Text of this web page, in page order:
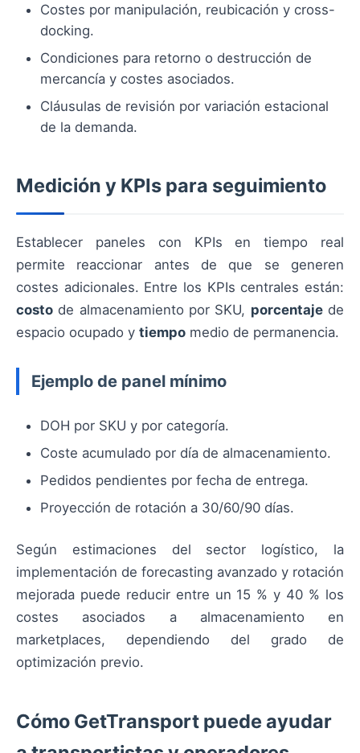
Costes por manipulación, reubicación y cross-
docking.
Condiciones para retorno o destrucción de
mercancía y costes asociados.
Cláusulas de revisión por variación estacional
de la demanda.
Medición y KPIs para seguimiento
Establecer paneles con KPIs en tiempo real
permite reaccionar antes de que se generen
costes adicionales. Entre los KPIs centrales están:
costo de almacenamiento por SKU, porcentajede
espacio ocupado y tiempo medio de permanencia.
Ejemplo de panel mínimo
DOH por SKU y por categoría.
Coste acumulado por día de almacenamiento.
Pedidos pendientes por fecha de entrega.
Proyección de rotación a 30/60/90 días.
Según estimaciones del sector logístico, la
implementación de forecasting avanzado y rotación
mejorada puede reducir entre un 15 % y 40 % los
costes asociados a almacenamiento en
marketplaces, dependiendo del grado de
optimización previo.
Cómo GetTransport puede ayudar